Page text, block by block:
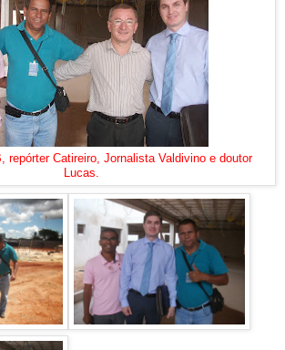
repórter Catireiro, Jornalista Valdivino e doutor
Lucas.